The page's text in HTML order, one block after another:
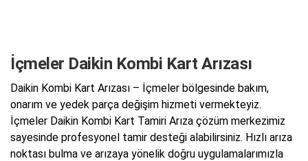
İçmeler Daikin Kombi Kart Arızası
Daikin Kombi Kart Arızası – İçmeler bölgesinde bakım,
onarım ve yedek parça değişim hizmeti vermekteyiz.
İçmeler Daikin Kombi Kart Tamiri Arıza çözüm merkezimiz
sayesinde profesyonel tamir desteği alabilirsiniz. Hızlı arıza
noktası bulma ve arızaya yönelik doğru uygulamalarımızla